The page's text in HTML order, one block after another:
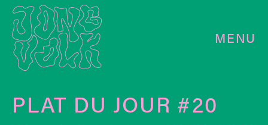
MENU
PLAT DU JOUR #20